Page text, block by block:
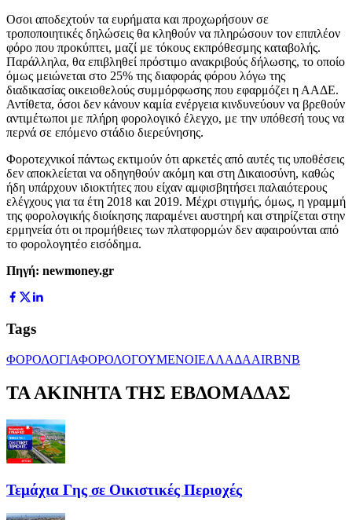
Οσοι αποδεχτούν τα ευρήματα και προχωρήσουν σε
τροποποιητικές δηλώσεις θα κληθούν να πληρώσουν τον επιπλέον
φόρο που προκύπτει, μαζί με τόκους εκπρόθεσμης καταβολής.
Παράλληλα, θα επιβληθεί πρόστιμο ανακριβούς δήλωσης, το οποίο
όμως μειώνεται στο 25% της διαφοράς φόρου λόγω της
διαδικασίας οικειοθελούς συμμόρφωσης που εφαρμόζει η ΑΑΔΕ.
Αντίθετα, όσοι δεν κάνουν καμία ενέργεια κινδυνεύουν να βρεθούν
αντιμέτωποι με πλήρη φορολογικό έλεγχο, με την υπόθεσή τους να
περνά σε επόμενο στάδιο διερεύνησης.
Φοροτεχνικοί πάντως εκτιμούν ότι αρκετές από αυτές τις υποθέσεις
δεν αποκλείεται να οδηγηθούν ακόμη και στη Δικαιοσύνη, καθώς
ήδη υπάρχουν ιδιοκτήτες που είχαν αμφισβητήσει παλαιότερους
ελέγχους για τα έτη 2018 και 2019. Μέχρι στιγμής, όμως, η γραμμή
της φορολογικής διοίκησης παραμένει αυστηρή και στηρίζεται στην
ερμηνεία ότι οι προμήθειες των πλατφορμών δεν αφαιρούνται από
το φορολογητέο εισόδημα.
Πηγή: newmoney.gr
Tags
ΦΟΡΟΛΟΓΙΑΦΟΡΟΛΟΓΟΥΜΕΝΟΙΕΛΛΑΔΑAIRBNB
ΤΑ ΑΚΙΝΗΤΑ ΤΗΣ ΕΒΔΟΜΑΔΑΣ
Τεμάχια Γης σε Οικιστικές Περιοχές